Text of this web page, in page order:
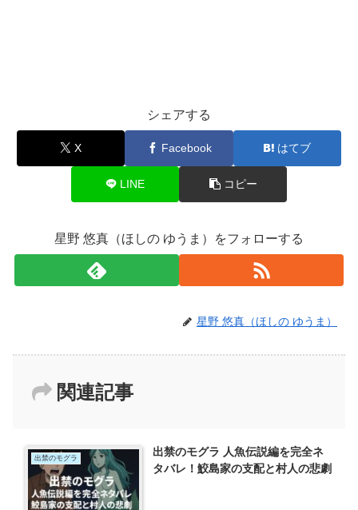
シェアする
X Facebook はてブ
LINE コピー
星野 悠真（ほしの ゆうま）をフォローする
星野 悠真（ほしの ゆうま）
関連記事
出禁のモグラ
出禁のモグラ 人魚伝説編を完全ネ
タバレ！鮫島家の支配と村人の悲劇